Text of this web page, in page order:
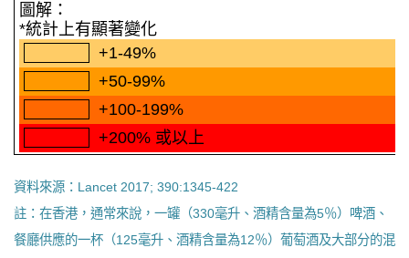
圖解：
*統計上有顯著變化
+1-49%
+50-99%
+100-199%
+200% 或以上
資料來源：Lancet 2017; 390:1345-422
註：在香港，通常來說，一罐（330毫升、酒精含量為5％）啤酒、
餐廳供應的一杯（125毫升、酒精含量為12％）葡萄酒及大部分的混